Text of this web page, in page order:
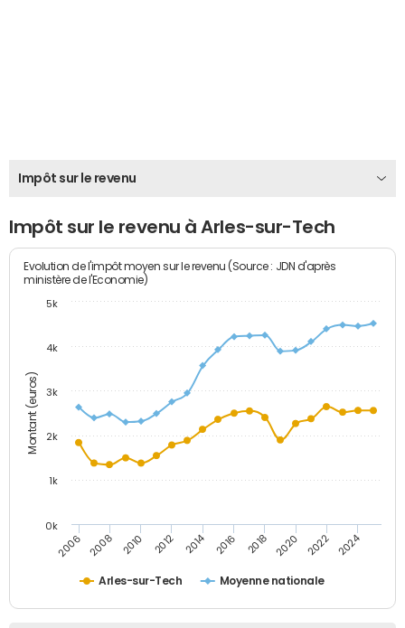
Impôt sur le revenu
Impôt sur le revenu à Arles-sur-Tech
Montant (euros)
Evolution de l'impôt moyen sur le revenu (Source : JDN d'après
ministère de l'Economie)
Arles-sur-Tech Moyenne nationale
2006 2008 2010 2012 2014 2016 2018 2020 2022 2024
0k
1k
2k
3k
4k
5k